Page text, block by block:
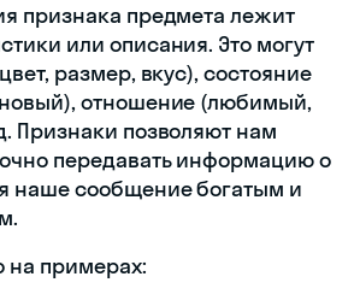
признака предмета лежит
или описания. Это могут
размер, вкус), состояние
отношение (любимый,
Признаки позволяют нам
передавать информацию о
наше сообщение богатым и
на примерах: